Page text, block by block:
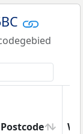
Postcode